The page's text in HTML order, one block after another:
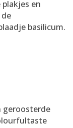
en
basilicum.
geroosterde